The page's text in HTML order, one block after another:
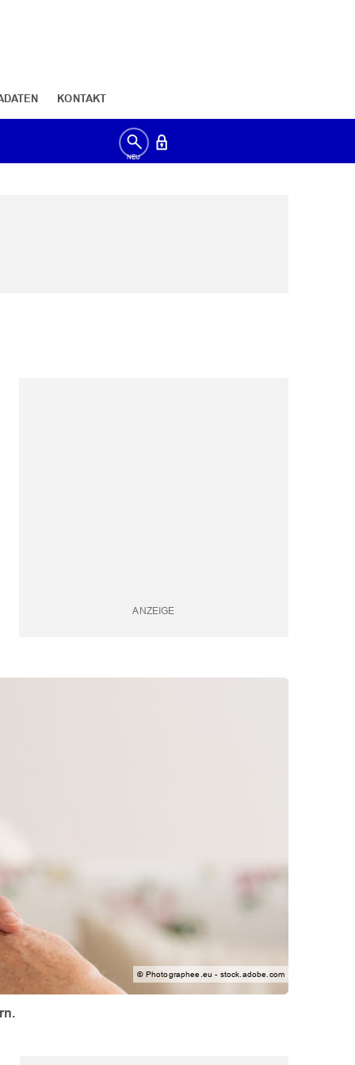
KONTAKT
© Photographee.eu - stock.adobe.com